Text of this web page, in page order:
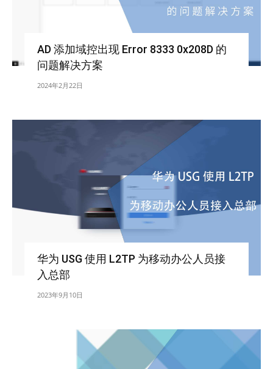
AD 添加域控出现 Error 8333 0x208D 的
问题解决方案
2024年2月22日
华为 USG 使用 L2TP 为移动办公人员接
入总部
2023年9月10日